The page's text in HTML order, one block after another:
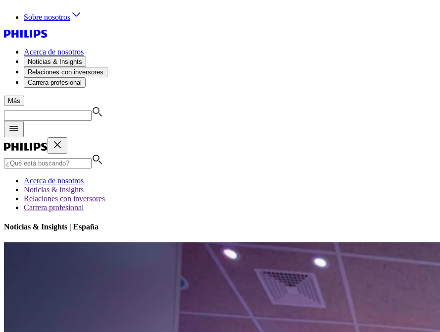
Sobre nosotros
Acerca de nosotros
Noticias & Insights
Relaciones con inversores
Carrera profesional
Más
Acerca de nosotros
Noticias & Insights
Relaciones con inversores
Carrera profesional
Noticias & Insights | España